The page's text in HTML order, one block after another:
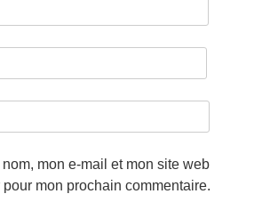
mon e-mail et mon site web
mon prochain commentaire.